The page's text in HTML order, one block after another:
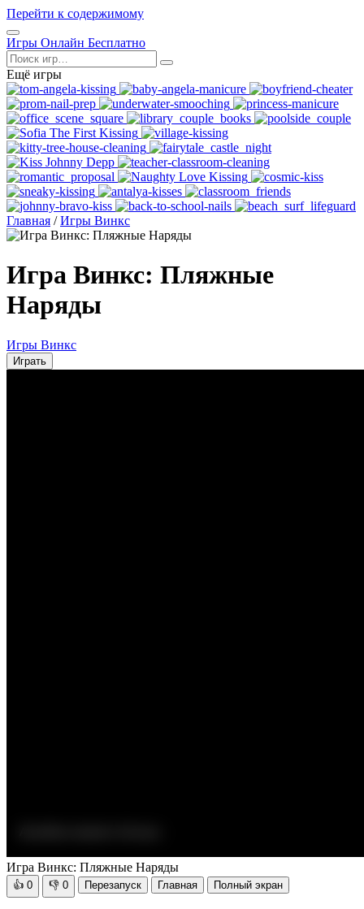
Перейти к содержимому
Открыть
меню
Игры Онлайн Бесплатно
Поиск
Ещё игры
Главная / Игры Винкс
Игра Винкс: Пляжные
Наряды
Игры Винкс
Играть
Игра Винкс: Пляжные Наряды
👍 0 👎 0 Перезапуск Главная Полный экран